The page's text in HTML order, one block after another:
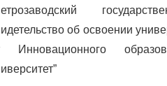
об освоении
Инновационного